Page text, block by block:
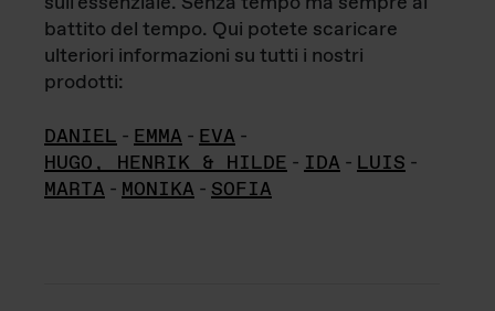
battito del tempo. Qui potete scaricare
ulteriori informazioni su tutti i nostri
prodotti:
DANIEL - EMMA - EVA -
HUGO, HENRIK & HILDE - IDA - LUIS -
MARTA - MONIKA - SOFIA